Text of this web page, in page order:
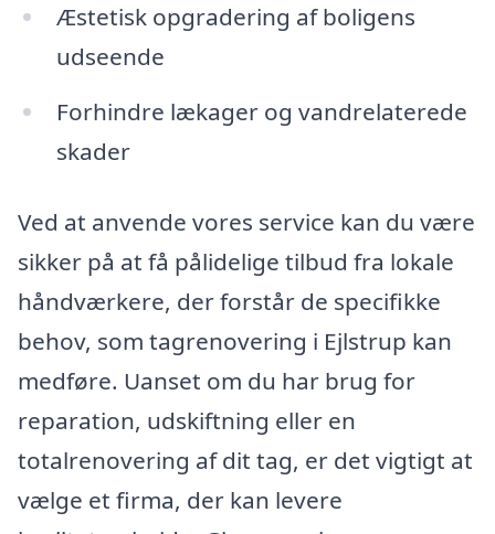
Æstetisk opgradering af boligens
udseende
Forhindre lækager og vandrelaterede
skader
Ved at anvende vores service kan du være
sikker på at få pålidelige tilbud fra lokale
håndværkere, der forstår de specifikke
behov, som tagrenovering i Ejlstrup kan
medføre. Uanset om du har brug for
reparation, udskiftning eller en
totalrenovering af dit tag, er det vigtigt at
vælge et firma, der kan levere